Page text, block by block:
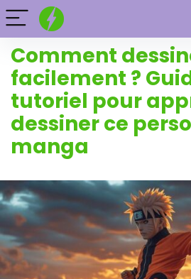
Comment
facilement ?
tutoriel pour
dessiner ce
manga